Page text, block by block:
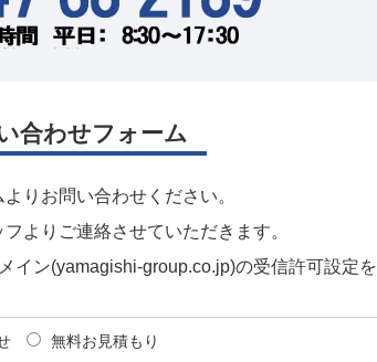
合わせフォーム
りお問い合わせください。
よりご連絡させていただきます。
イン(yamagishi-group.co.jp)の受信許可設定を
無料お見積もり